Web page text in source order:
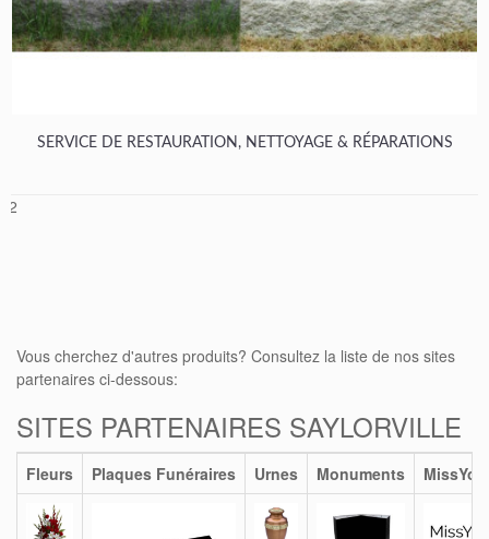
SERVICE DE RESTAURATION, NETTOYAGE & RÉPARATIONS
2
Vous cherchez d'autres produits? Consultez la liste de nos sites
partenaires ci-dessous:
SITES PARTENAIRES SAYLORVILLE
Fleurs Plaques Funéraires Urnes Monuments